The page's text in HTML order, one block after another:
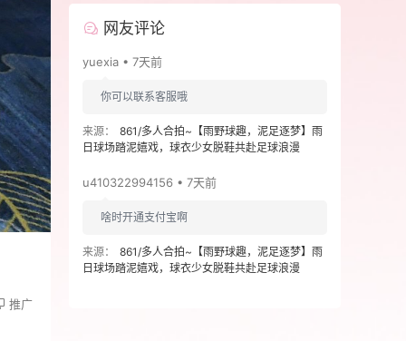
推广
网友评论
yuexia • 7天前
你可以联系客服哦
来源：
861/多人合拍~【雨野球趣，泥足逐梦】雨
日球场踏泥嬉戏，球衣少女脱鞋共赴足球浪漫
u410322994156 • 7天前
啥时开通支付宝啊
来源：
861/多人合拍~【雨野球趣，泥足逐梦】雨
日球场踏泥嬉戏，球衣少女脱鞋共赴足球浪漫